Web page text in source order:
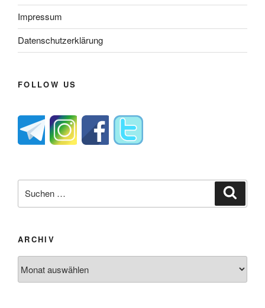
Impressum
Datenschutzerklärung
FOLLOW US
nach:
ARCHIV